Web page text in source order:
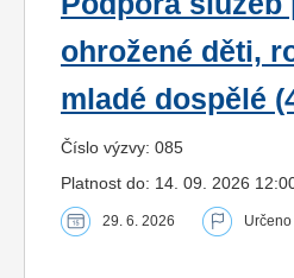
ohrožené děti,
mladé dospělé
Číslo výzvy: 085
Platnost do: 14. 09. 2026
29. 6. 2026